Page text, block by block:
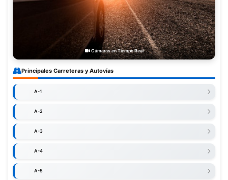
Cámaras en Tiempo Real
Principales Carreteras y Autovías
A-1
A-2
A-3
A-4
A-5